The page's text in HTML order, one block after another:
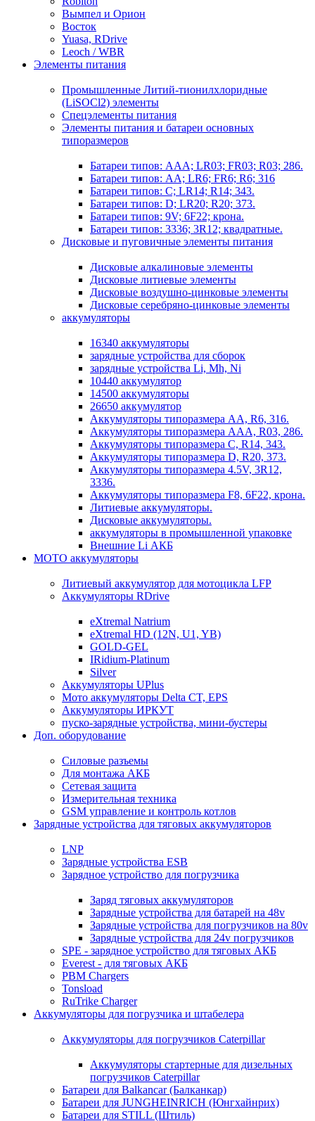
Вымпел и Орион
Восток
Yuasa, RDrive
Leoch / WBR
Элементы питания
Промышленные Литий-тионилхлоридные
(LiSOCl2) элементы
Спецэлементы питания
Элементы питания и батареи основных
типоразмеров
Батареи типов: AAA; LR03; FR03; R03; 286.
Батареи типов: AA; LR6; FR6; R6; 316
Батареи типов: C; LR14; R14; 343.
Батареи типов: D; LR20; R20; 373.
Батареи типов: 9V; 6F22; крона.
Батареи типов: 3336; 3R12; квадратные.
Дисковые и пуговичные элементы питания
Дисковые алкалиновые элементы
Дисковые литиевые элементы
Дисковые воздушно-цинковые элементы
Дисковые серебряно-цинковые элементы
аккумуляторы
16340 аккумуляторы
зарядные устройства для сборок
зарядные устройства Li, Mh, Ni
10440 аккумулятор
14500 аккумуляторы
26650 аккумулятор
Аккумуляторы типоразмера АА, R6, 316.
Аккумуляторы типоразмера ААА, R03, 286.
Аккумуляторы типоразмера С, R14, 343.
Аккумуляторы типоразмера D, R20, 373.
Аккумуляторы типоразмера 4.5V, 3R12,
3336.
Аккумуляторы типоразмера F8, 6F22, крона.
Литиевые аккумуляторы.
Дисковые аккумуляторы.
аккумуляторы в промышленной упаковке
Внешние Li АКБ
МОТО аккумуляторы
Литиевый аккумулятор для мотоцикла LFP
Аккумуляторы RDrive
eXtremal Natrium
eXtremal HD (12N, U1, YB)
GOLD-GEL
IRidium-Platinum
Silver
Аккумуляторы UPlus
Мото аккумуляторы Delta CT, EPS
Аккумуляторы ИРКУТ
пуско-зарядные устройства, мини-бустеры
Доп. оборудование
Силовые разъемы
Для монтажа АКБ
Сетевая защита
Измерительная техника
GSM управление и контроль котлов
Зарядные устройства для тяговых аккумуляторов
LNP
Зарядные устройства ESB
Зарядное устройство для погрузчика
Заряд тяговых аккумуляторов
Зарядные устройства для батарей на 48v
Зарядные устройства для погрузчиков на 80v
Зарядные устройства для 24v погрузчиков
SPE - зарядное устройство для тяговых АКБ
Everest - для тяговых АКБ
PBM Chargers
Tonsload
RuTrike Charger
Аккумуляторы для погрузчика и штабелера
Аккумуляторы для погрузчиков Caterpillar
Аккумуляторы стартерные для дизельных
погрузчиков Caterpillar
Батареи для Balkancar (Балканкар)
Батареи для JUNGHEINRICH (Юнгхайнрих)
Батареи для STILL (Штиль)